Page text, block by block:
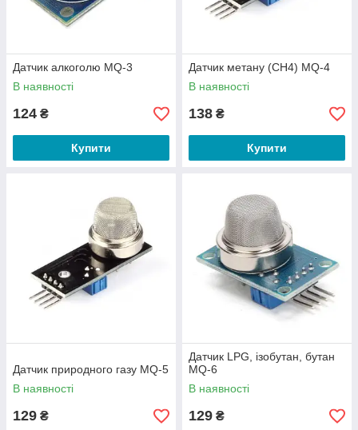
Датчик алкоголю MQ-3
В наявності
124 ₴
Купити
Датчик метану (CH4) MQ-4
В наявності
138 ₴
Купити
Датчик природного газу MQ-5
В наявності
129 ₴
Датчик LPG, ізобутан, бутан
MQ-6
В наявності
129 ₴